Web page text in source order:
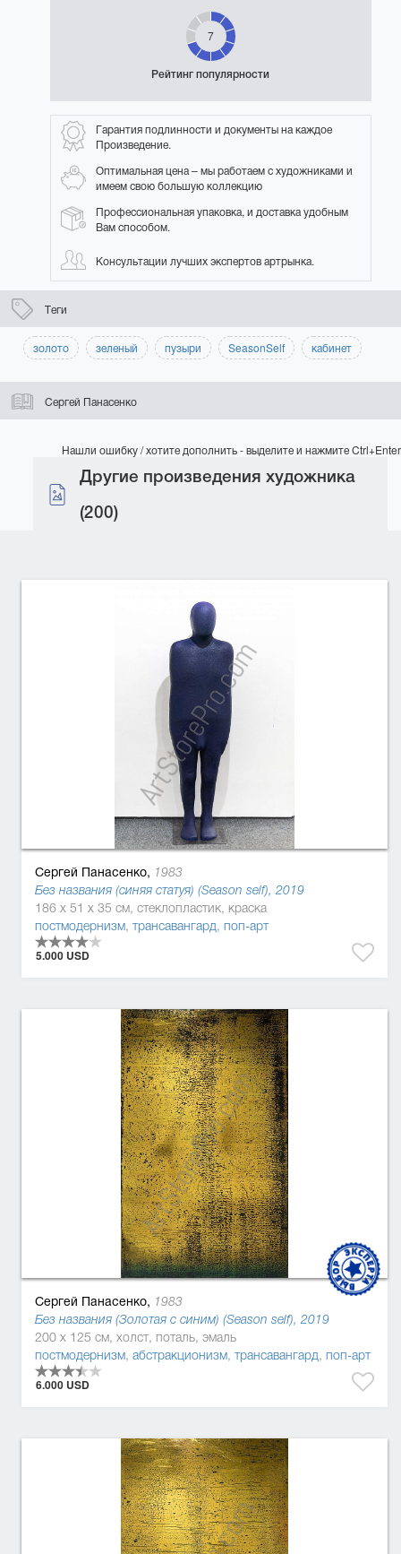
7
Рейтинг популярности
Гарантия подлинности и документы на каждое
Произведение.
Оптимальная цена – мы работаем с художниками и
имеем свою большую коллекцию
Профессиональная упаковка, и доставка удобным
Вам способом.
Консультации лучших экспертов артрынка.
Теги
золото зеленый пузыри SeasonSelf кабинет
Сергей Панасенко
Нашли ошибку / хотите дополнить - выделите и нажмите Ctrl+Enter
Другие произведения художника
(200)
Сергей Панасенко, 1983
Без названия (синяя статуя) (Season self), 2019
186 x 51 x 35 см, стеклопластик, краска
постмодернизм, трансавангард, поп-арт
5.000 USD
Сергей Панасенко, 1983
Без названия (Золотая с синим) (Season self), 2019
200 x 125 см, холст, поталь, эмаль
постмодернизм, абстракционизм, трансавангард, поп-арт
6.000 USD